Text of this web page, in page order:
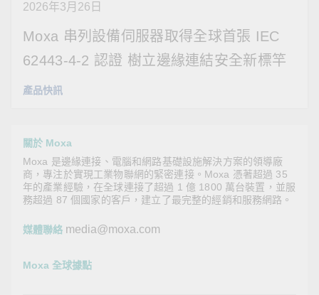
2026年3月26日
Moxa 串列設備伺服器取得全球首張 IEC
62443-4-2 認證 樹立邊緣連結安全新標竿
產品快訊
關於 Moxa
Moxa 是邊緣連接、電腦和網路基礎設施解決方案的領導廠
商，專注於實現工業物聯網的緊密連接。Moxa 憑著超過 35
年的產業經驗，在全球連接了超過 1 億 1800 萬台裝置，並服
務超過 87 個國家的客戶，建立了最完整的經銷和服務網路。
媒體聯絡 media@moxa.com
Moxa 全球據點